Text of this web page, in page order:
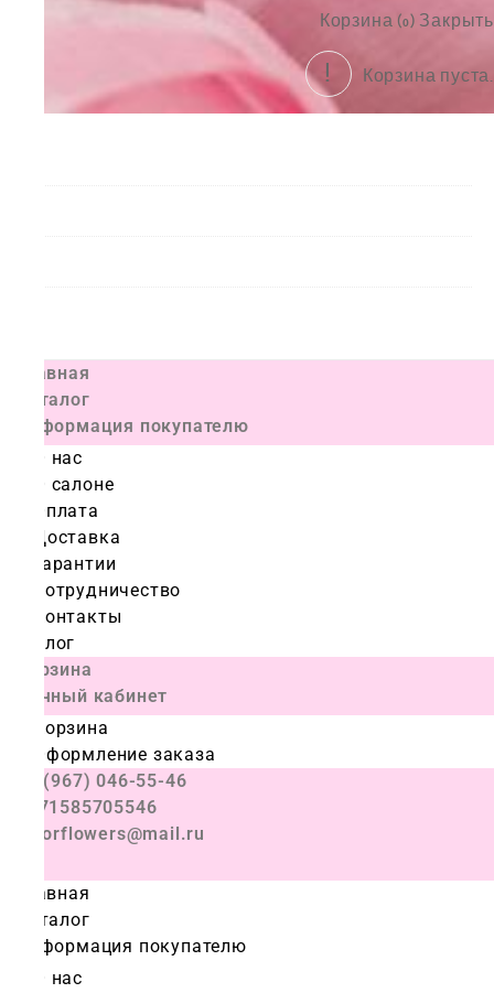
Корзина (0) Закрыть
Корзина пуста.
Главная
Каталог
Информация покупателю
О нас
О салоне
Оплата
Доставка
Гарантии
Сотрудничество
Контакты
Блог
Корзина
Личный кабинет
Корзина
Оформление заказа
+7 (967) 046-55-46
+971585705546
colorflowers@mail.ru
Главная
Каталог
Информация покупателю
О нас